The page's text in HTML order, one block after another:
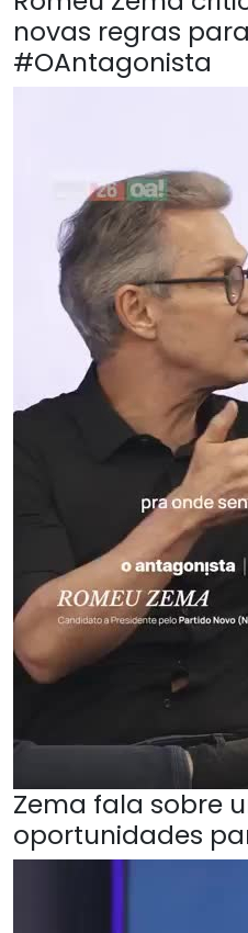
novas regras para
#OAntagonista
Zema fala sobre
oportunidades